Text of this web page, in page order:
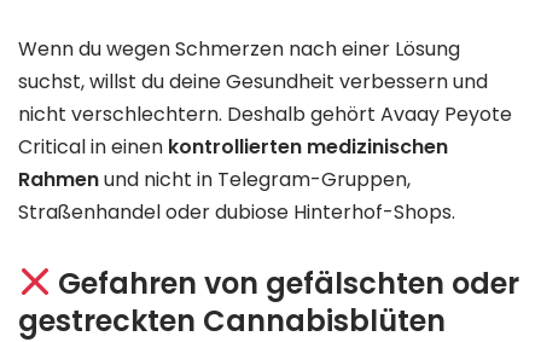
Wenn du wegen Schmerzen nach einer Lösung
suchst, willst du deine Gesundheit verbessern und
nicht verschlechtern. Deshalb gehört Avaay Peyote
Critical in einen kontrollierten medizinischen
Rahmenund nicht in Telegram-Gruppen,
Straßenhandel oder dubiose Hinterhof-Shops.
Gefahren von gefälschten oder
gestreckten Cannabisblüten